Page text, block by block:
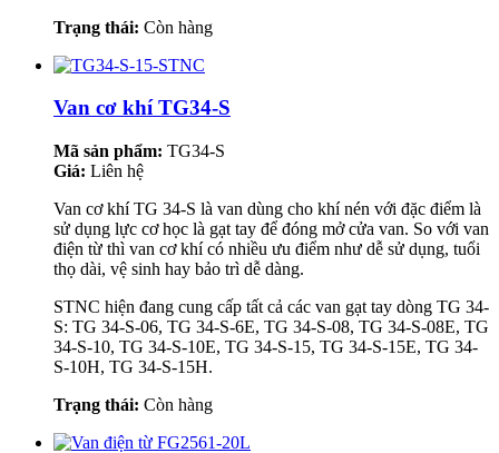
Trạng thái: Còn hàng
Van cơ khí TG34-S
Mã sản phẩm: TG34-S
Giá: Liên hệ
Van cơ khí TG 34-S là van dùng cho khí nén với đặc điểm là
sử dụng lực cơ học là gạt tay để đóng mở cửa van. So với van
điện từ thì van cơ khí có nhiều ưu điểm như dễ sử dụng, tuổi
thọ dài, vệ sinh hay bảo trì dễ dàng.
STNC hiện đang cung cấp tất cả các van gạt tay dòng TG 34-
S: TG 34-S-06, TG 34-S-6E, TG 34-S-08, TG 34-S-08E, TG
34-S-10, TG 34-S-10E, TG 34-S-15, TG 34-S-15E, TG 34-
S-10H, TG 34-S-15H.
Trạng thái: Còn hàng